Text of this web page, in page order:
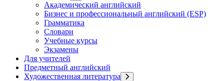
Академический английский
Бизнес и профессиональный английский (ESP)
Грамматика
Словари
Учебные курсы
Экзамены
Для учителей
Предметный английский
Художественная литература